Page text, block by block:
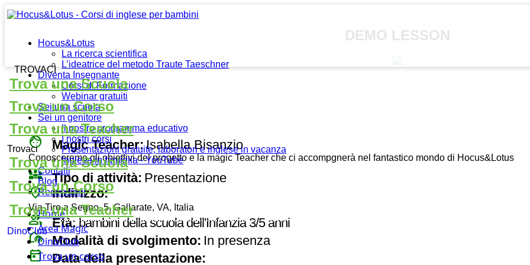
Hocus&Lotus
La ricerca scientifica
L’ideatrice del metodo Traute Taeschner
Diventa Insegnante
Corsi di Formazione
Webinar gratuiti
Sei una scuola
Sei un genitore
Il nostro programma educativo
I nostri corsi
Presentazioni gratuite, laboratori e inglese in vacanza
Inglese in famiglia - YouTube
Contatti
Blog
Recensioni
Home
Area Magic
DinoClub
Trova un corso
TROVACI
Trova una Scuola
Trova un Corso
Trova una Teacher
Trovaci
Trova una Scuola
Trova un Corso
Trova una Teacher
DinoClub
DEMO LESSON
face Magic Teacher:Isabella Bisanzio
Conosceremo gli obiettivi del progetto e la magic Teacher che ci accompgnerà nel fantastico mondo di Hocus&Lotus
diversity_3 Tipo di attività: Presentazione
place Indirizzo:
Via Tiro a Segno, 5, Gallarate, VA, Italia
group Età: bambini della scuola dell'Infanzia 3/5 anni
broadcast_on_personal Modalità di svolgimento: In presenza
today Data della presentazione: